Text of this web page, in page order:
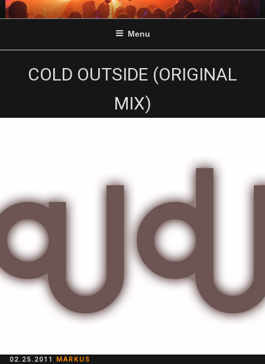
Skip
to
Menu
COLD OUTSIDE (ORIGINAL
MIX)
POSTED
02.25.2011 MARKUS